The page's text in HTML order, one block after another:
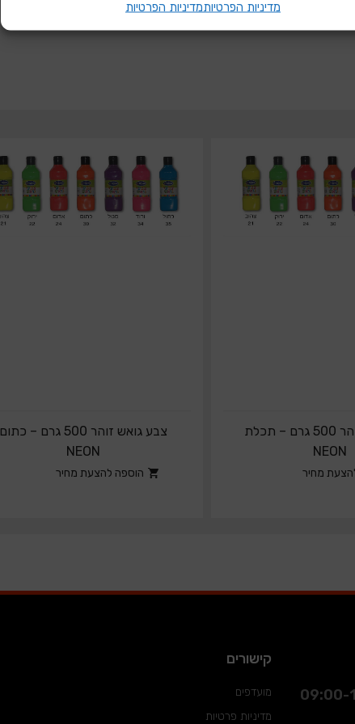
מדיניות הפרטיותמדיניות הפרטיות
צבע גואש זוהר 500 גרם – תכלת
NEON
מחיר
צבע גואש זוהר 500 גרם – כתום
NEON
הוספה להצעת מחיר
קישורים
מועדפים
מדיניות פרטיות